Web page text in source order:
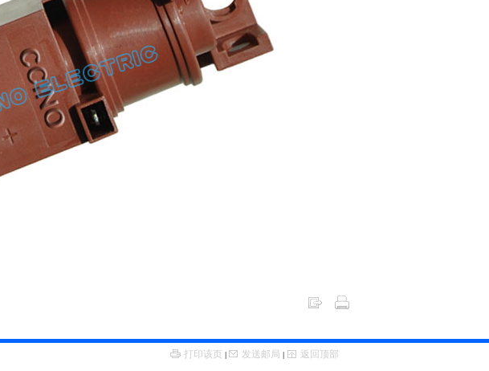
打印该页 发送邮局 返回顶部